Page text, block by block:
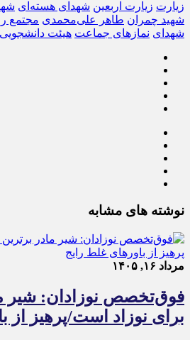
زیارت زیارت اربعین شهدای هسته‌ای
شهید چمران طاهر علی‌محمدی مجتمع
شهدای نمازهای جماعت هیئت دانشجویی
نوشته های مشابه
مرداد ۱۶, ۱۴۰۵
فوق‌تخصص نوزادان: شیر
برای نوزاد است/پرهیز از